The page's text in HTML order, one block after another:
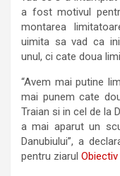
a fost motivul
montarea
uimita sa vad ca
unul, ci cate doua
“Avem mai putine
mai punem cate
Traian si in cel de la
a mai aparut un
Danubiului”, a
pentru ziarul